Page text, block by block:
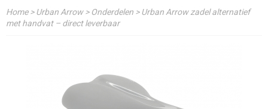
Home>Urban Arrow> Onderdelen >Urban Arrow zadel alternatief
met handvat – direct leverbaar